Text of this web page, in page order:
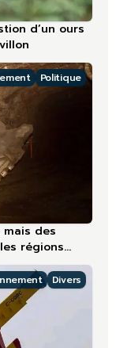
d’un ours
Politique
des
régions
Divers